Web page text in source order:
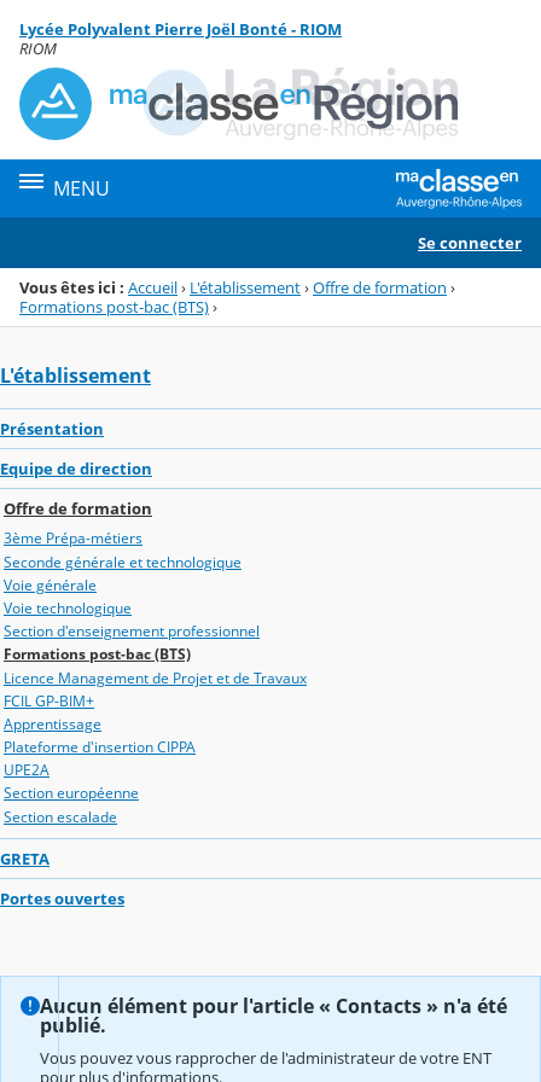
Menu de la rubrique
Contenu
Lycée Polyvalent Pierre Joël Bonté - RIOM
RIOM
MENU
Se connecter
Vous êtes ici : Accueil› L'établissement›Offre de formation ›
Formations post-bac (BTS)›
L'établissement
Présentation
Equipe de direction
Offre de formation
3ème Prépa-métiers
Seconde générale et technologique
Voie générale
Voie technologique
Section d'enseignement professionnel
Formations post-bac (BTS)
Licence Management de Projet et de Travaux
FCIL GP-BIM+
Apprentissage
Plateforme d'insertion CIPPA
UPE2A
Section européenne
Section escalade
GRETA
Portes ouvertes
Aucun élément pour l'article « Contacts » n'a été
publié.
Vous pouvez vous rapprocher de l'administrateur de votre ENT